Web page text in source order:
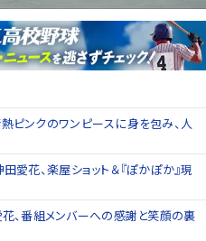
ピンクのワンピースに身を包み、人
愛花、楽屋ショット＆『ぽかぽか』現
花、番組メンバーへの感謝と笑顔の裏